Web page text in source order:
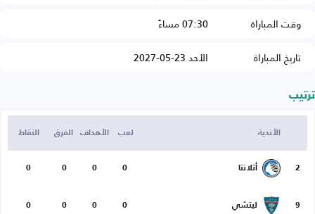
وقت المباراة
07:30 مساءً
تاريخ المباراة
الأحد 23-05-2027
ترتيب
الأندية لعب الأهداف الفرق النقاط
2 أتلانتا 0
0
0
0
9 ليتشي 0
0
0
0